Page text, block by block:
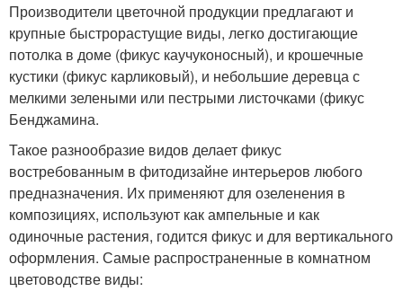
Производители цветочной продукции предлагают и
крупные быстрорастущие виды, легко достигающие
потолка в доме (фикус каучуконосный), и крошечные
кустики (фикус карликовый), и небольшие деревца с
мелкими зелеными или пестрыми листочками (фикус
Бенджамина.
Такое разнообразие видов делает фикус
востребованным в фитодизайне интерьеров любого
предназначения. Их применяют для озеленения в
композициях, используют как ампельные и как
одиночные растения, годится фикус и для вертикального
оформления. Самые распространенные в комнатном
цветоводстве виды: